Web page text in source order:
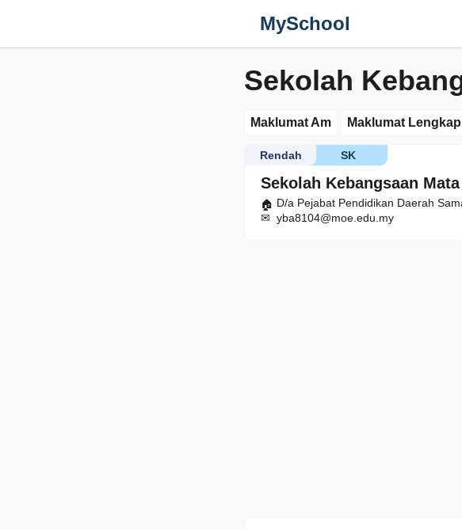
MySchool
Sekolah
Maklumat Am Maklumat Lengkap
Sekolah Kebangsaan
SK
Rendah
D/a Pejabat Pendidikan Daerah
yba8104@moe.edu.my